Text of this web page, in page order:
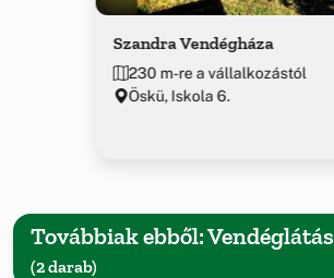
Szandra Vendégháza
230 m-re a vállalkozástól
Öskü, Iskola 6.
Továbbiak ebből: Vendéglátás
(2 darab)